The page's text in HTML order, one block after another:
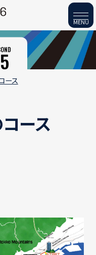
ース
ース
MENU